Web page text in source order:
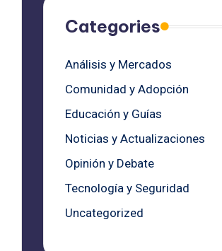
Categories
Análisis y Mercados
Comunidad y Adopción
Educación y Guías
Noticias y Actualizaciones
Opinión y Debate
Tecnología y Seguridad
Uncategorized